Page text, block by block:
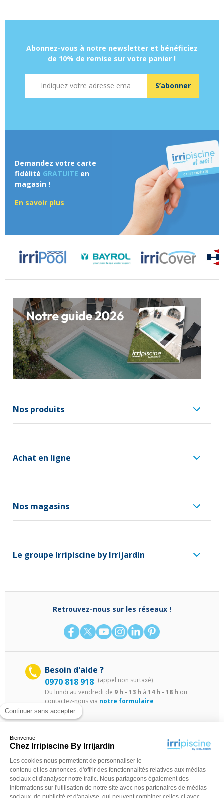
Continuer sans accepter
Bienvenue
Chez Irripiscine By Irrijardin
Les cookies nous permettent de personnaliser le
contenu et les annonces, d'offrir des fonctionnalités relatives aux médias
sociaux et d'analyser notre trafic. Nous partageons également des
informations sur l'utilisation de notre site avec nos partenaires de médias
Abonnez-vous à notre newsletter et bénéficiez
de 10% de remise sur votre panier !
S’abonner
Demandez votre carte
fidélité GRATUITE en
magasin !
En savoir plus
Nos produits
Achat en ligne
Nos magasins
Le groupe Irripiscine by Irrijardin
Retrouvez-nous sur les réseaux !
Besoin d'aide ?
0970 818 918 (appel non surtaxé)
Du lundi au vendredi de 9 h - 13 h à 14 h - 18 h ou
contactez-nous via notre formulaire
©Irripiscine 2025 Conditions générales de ventes Mentions